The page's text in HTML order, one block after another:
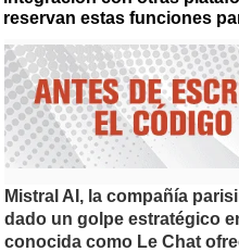
reservan estas funciones
Mistral AI, la compañía
dado un golpe estratégico
conocida como Le Chat